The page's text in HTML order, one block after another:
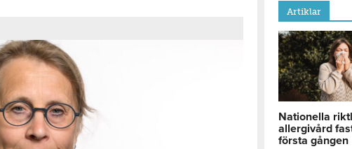
Artiklar
Nationella
allergivård
första gången